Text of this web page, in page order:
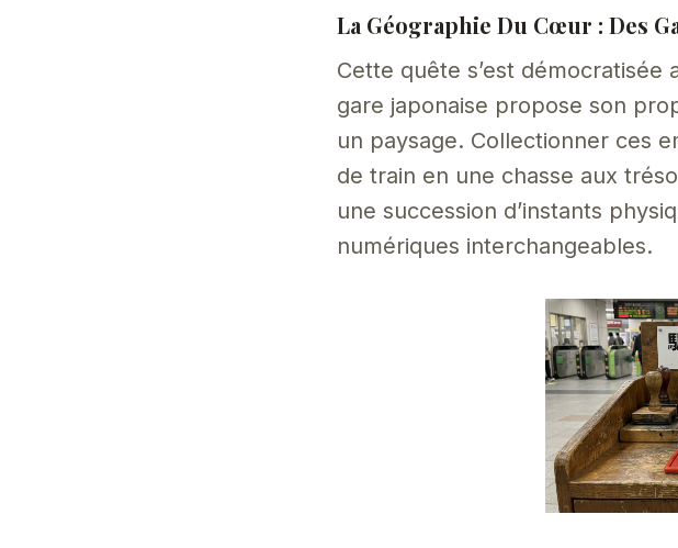
La Géographie Du Cœur : Des
Cette quête s’est démocratisée
gare japonaise propose son
un paysage. Collectionner ces
de train en une chasse aux
une succession d’instants
numériques interchangeables.